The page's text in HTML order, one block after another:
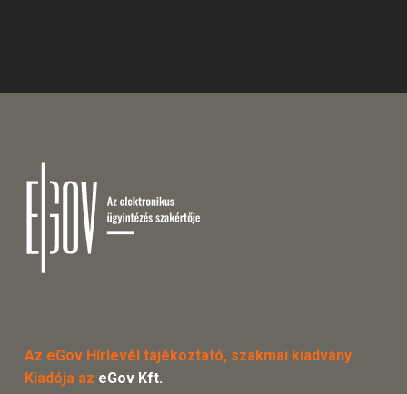
Az eGov Hírlevél tájékoztató, szakmai kiadvány.
Kiadója az eGov Kft.